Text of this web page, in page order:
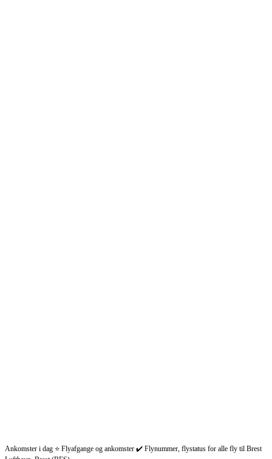
Ankomster i dag ⭐ Flyafgange og ankomster ✔️ Flynummer, flystatus for alle fly til Brest